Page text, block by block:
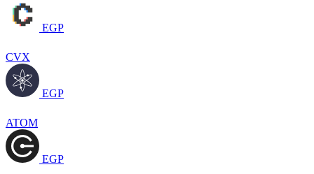
EGP
CVX
EGP
ATOM
EGP